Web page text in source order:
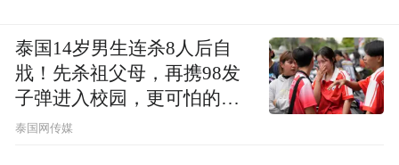
长相上，她集合了李小璐和贾乃亮两人的特
点，跟李小璐在一起时，会觉得她长得特别
像贾乃亮。但跟贾乃亮一起时，又觉得她长
泰国14岁男生连杀8人后自
戕！先杀祖父母，再携98发
子弹进入校园，更可怕的细
节公布了
泰国网传媒